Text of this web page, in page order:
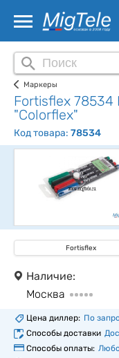
Маркеры
Fortisflex
"Colorflex"
Код товара: 78534
Fortisflex
Наличие:
Москва
Цена диллер: По
Способы доставки
Способы оплаты: